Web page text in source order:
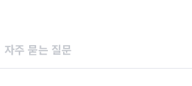
자주 묻는 질문